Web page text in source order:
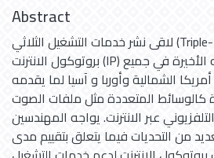
Abstract
لاقى نشر خدمات التشغيل الثلاثي (Triple-Play) عبر شبكات
بروتوكول الانترنت (IP) تزايدا ملحوظا في الاونه الأخيرة في جميع
الشمالية وأوربا و آسيا لما يقدمه
المتعددة مثل ملفات الصوت
عبر الانترنت. يواجه المهندسين
من التحديات فيما يتعلق بتقييم مدى